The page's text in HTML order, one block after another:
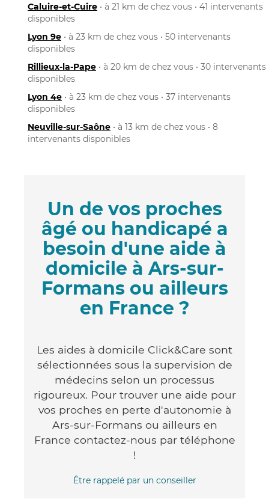
Caluire-et-Cuire • à 21 km de chez vous • 41 intervenants
disponibles
Lyon 9e • à 23 km de chez vous • 50 intervenants
disponibles
Rillieux-la-Pape • à 20 km de chez vous • 30 intervenants
disponibles
Lyon 4e • à 23 km de chez vous • 37 intervenants
disponibles
Neuville-sur-Saône • à 13 km de chez vous • 8
intervenants disponibles
Un de vos proches
âgé ou handicapé a
besoin d'une aide à
domicile à Ars-sur-
Formans ou ailleurs
en France ?
Les aides à domicile Click&Care sont
sélectionnées sous la supervision de
médecins selon un processus
rigoureux. Pour trouver une aide pour
vos proches en perte d'autonomie à
Ars-sur-Formans ou ailleurs en
France contactez-nous par téléphone
!
Être rappelé par un conseiller